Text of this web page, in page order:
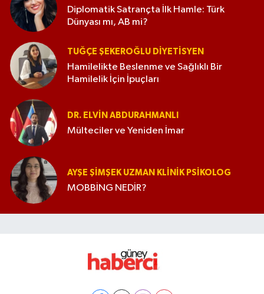
Diplomatik Satrançta İlk Hamle: Türk
Dünyası mı, AB mi?
TUĞÇE ŞEKEROĞLU DIYETISYEN
Hamilelikte Beslenme ve Sağlıklı Bir
Hamilelik İçin İpuçları
DR. ELVIN ABDURAHMANLI
Mülteciler ve Yeniden İmar
AYŞE ŞIMŞEK UZMAN KLINIK PSIKOLOG
MOBBİNG NEDİR?